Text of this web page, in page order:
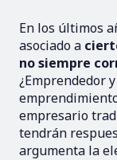
En los últimos
asociado a
no siempre
¿Emprendedor
empresario
tendrán
argumenta la